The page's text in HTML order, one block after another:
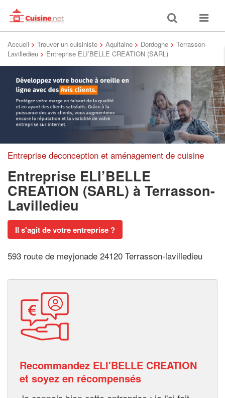
Toggle
search
Toggle
Accueil > Trouver un cuisiniste > Aquitaine > Dordogne > Terrasson-
Lavilledieu > Entreprise ELI’BELLE CREATION (SARL)
Entreprise deconception et aménagement de cuisine
Entreprise ELI’BELLE
CREATION (SARL) à Terrasson-
Lavilledieu
Il s'agit de votre entreprise ?
593 route de meyjonade 24120 Terrasson-lavilledieu
Recommandez ELI'BELLE CREATION
et soyez en récompensés